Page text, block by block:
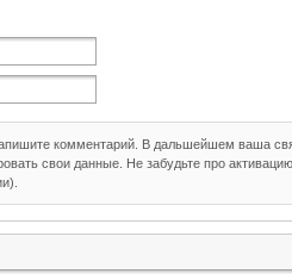
комментарий. В дальшейшем ваша
свои данные. Не забудьте про активацию